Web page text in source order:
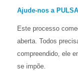
Ajude-nos a
Este processo
aberta. Todos
compreendido, ele
se impõe.